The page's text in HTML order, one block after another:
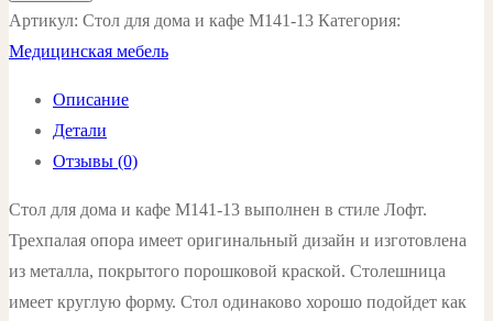
Стол
для
М141-
13
цвет:
серый
Артикул: Стол для дома и кафе М141-13 Категория:
Медицинская мебель
Описание
Детали
Отзывы (0)
Стол для дома и кафе М141-13 выполнен в стиле Лофт.
Трехпалая опора имеет оригинальный дизайн и изготовлена
из металла, покрытого порошковой краской. Столешница
имеет круглую форму. Стол одинаково хорошо подойдет как